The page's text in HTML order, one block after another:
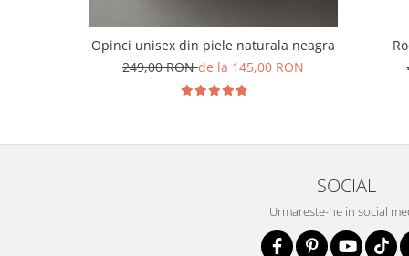
Opinci unisex din piele naturala neagra
249,00 RONde la 145,00 RON
SOCIAL
Urmareste-ne in social